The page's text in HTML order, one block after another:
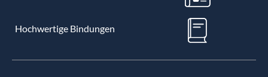
Hochwertige Bindungen